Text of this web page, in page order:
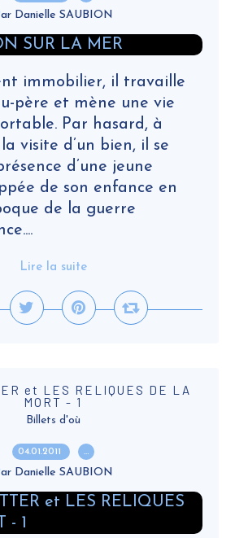
Danielle SAUBION
immobilier, il travaille
père et mène une vie
Par hasard, à
la visite d’un bien, il se
d’une jeune
de son enfance en
de la guerre
Lire la suite
et LES RELIQUES DE LA
MORT - 1
Billets d'où
04.01.2011 …
Danielle SAUBION